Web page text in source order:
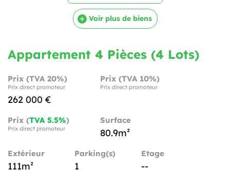
Voir plus de biens
Appartement 4 Pièces (4 Lots)
Prix (TVA 20%)
Prix direct promoteur
262 000 €
Prix (TVA 10%)
Prix direct promoteur
Prix (TVA 5.5%)
Prix direct promoteur
Surface
80.9m²
Extérieur
111m²
Parking(s)
1
Etage
--